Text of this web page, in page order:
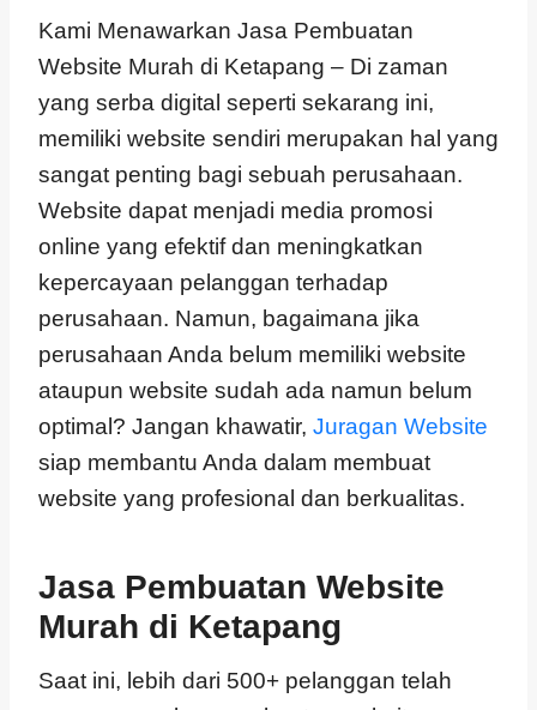
Kami Menawarkan Jasa Pembuatan
Website Murah di Ketapang – Di zaman
yang serba digital seperti sekarang ini,
memiliki website sendiri merupakan hal yang
sangat penting bagi sebuah perusahaan.
Website dapat menjadi media promosi
online yang efektif dan meningkatkan
kepercayaan pelanggan terhadap
perusahaan. Namun, bagaimana jika
perusahaan Anda belum memiliki website
ataupun website sudah ada namun belum
optimal? Jangan khawatir, Juragan Website
siap membantu Anda dalam membuat
website yang profesional dan berkualitas.
Jasa Pembuatan Website
Murah di Ketapang
Saat ini, lebih dari 500+ pelanggan telah